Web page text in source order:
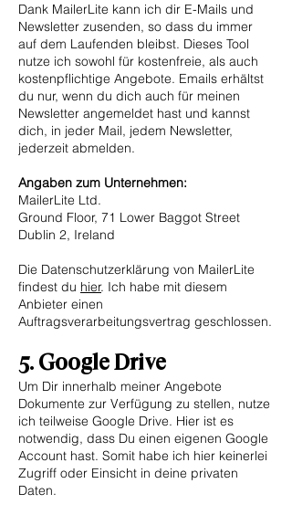
Dank MailerLite kann ich dir E-Mails und
Newsletter zusenden, so dass du immer
auf dem Laufenden bleibst. Dieses Tool
nutze ich sowohl für kostenfreie, als auch
kostenpflichtige Angebote. Emails erhältst
du nur, wenn du dich auch für meinen
Newsletter angemeldet hast und kannst
dich, in jeder Mail, jedem Newsletter,
jederzeit abmelden.
Angaben zum Unternehmen:
MailerLite Ltd.
Ground Floor, 71 Lower Baggot Street
Dublin 2, Ireland
Die Datenschutzerklärung von MailerLite
findest du hier. Ich habe mit diesem
Anbieter einen
Auftragsverarbeitungsvertrag geschlossen.
5. Google Drive
Um Dir innerhalb meiner Angebote
Dokumente zur Verfügung zu stellen, nutze
ich teilweise Google Drive. Hier ist es
notwendig, dass Du einen eigenen Google
Account hast. Somit habe ich hier keinerlei
Zugriff oder Einsicht in deine privaten
Daten.